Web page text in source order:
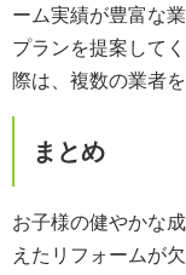
ーム実績が豊富な
プランを提案して
際は、複数の業者
まとめ
お子様の健やかな
えたリフォームが